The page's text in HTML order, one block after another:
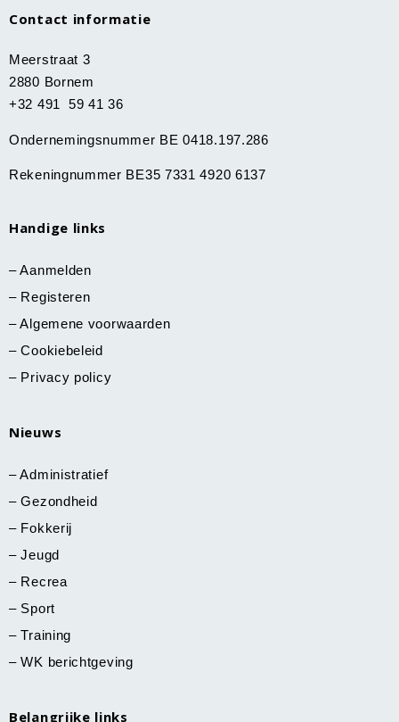
Contact informatie
Meerstraat 3
2880 Bornem
+32 491 59 41 36
Ondernemingsnummer BE 0418.197.286
Rekeningnummer BE35 7331 4920 6137
Handige links
–Aanmelden
– Registeren
–Algemene voorwaarden
–Cookiebeleid
– Privacy policy
Nieuws
–Administratief
–Gezondheid
– Fokkerij
–Jeugd
– Recrea
– Sport
–Training
–WK berichtgeving
Belangrijke links